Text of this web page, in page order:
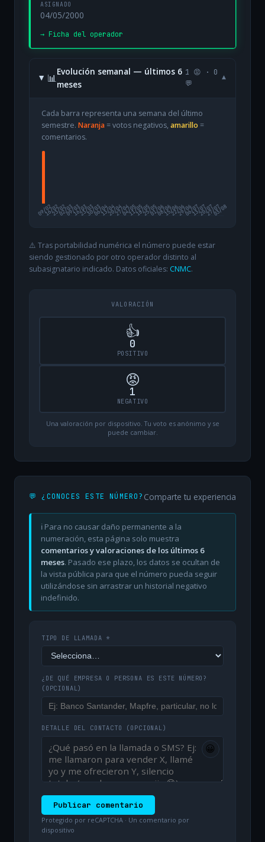
ASIGNADO
04/05/2000
→ Ficha del operador
📊
Evolución semanal — últimos 6
meses
1 😡 · 0
💬
▾
Cada barra representa una semana del último
semestre. Naranja= votos negativos, amarillo =
comentarios.
09/02
16/0223/0202/0309/0316/0323/0330/0306/0413/0420/0427/0404/0511/0518/0525/0501/0608/0615/0622/0629/0606/0713/0720/0727/07
03/08
⚠️ Tras portabilidad numérica el número puede estar
siendo gestionado por otro operador distinto al
subasignatario indicado. Datos oficiales: CNMC.
VALORACIÓN
👍
0
POSITIVO
😡
1
NEGATIVO
Una valoración por dispositivo. Tu voto es anónimo y se
puede cambiar.
💬 ¿CONOCES ESTE NÚMERO? Comparte tu experiencia
ℹ️ Para no causar daño permanente a la
numeración, esta página solo muestra
comentarios y valoraciones de los últimos 6
meses. Pasado ese plazo, los datos se ocultan de
la vista pública para que el número pueda seguir
utilizándose sin arrastrar un historial negativo
indefinido.
TIPO DE LLAMADA *
¿DE QUÉ EMPRESA O PERSONA ES ESTE NÚMERO?
(OPCIONAL)
DETALLE DEL CONTACTO (OPCIONAL)
😀
Publicar comentario
Protegido por reCAPTCHA · Un comentario por
dispositivo